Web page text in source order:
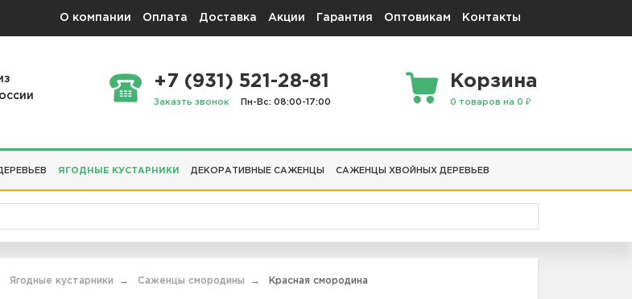
О компании Оплата Доставка Акции Гарантия Оптовикам Контакты
+7 (931) 521-28-81
Заказть звонок Пн-Вс: 08:00-17:00
Корзина
0 товаров на 0 ₽
ЯГОДНЫЕ КУСТАРНИКИ ДЕКОРАТИВНЫЕ САЖЕНЦЫ САЖЕНЦЫ ХВОЙНЫХ ДЕРЕВЬЕВ
Ягодные кустарники Саженцы смородины Красная смородина